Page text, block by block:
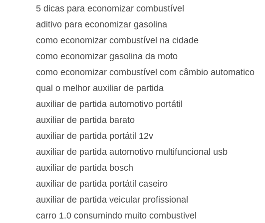
5 dicas para economizar combustível
aditivo para economizar gasolina
como economizar combustível na cidade
como economizar gasolina da moto
como economizar combustível com câmbio automatico
qual o melhor auxiliar de partida
auxiliar de partida automotivo portátil
auxiliar de partida barato
auxiliar de partida portátil 12v
auxiliar de partida automotivo multifuncional usb
auxiliar de partida bosch
auxiliar de partida portátil caseiro
auxiliar de partida veicular profissional
carro 1.0 consumindo muito combustivel